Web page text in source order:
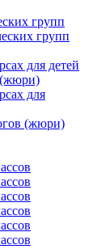
групп
групп
для детей
(жюри)
для
(жюри)